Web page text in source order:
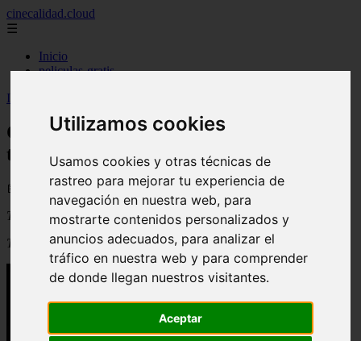
Utilizamos cookies
Usamos cookies y otras técnicas de
rastreo para mejorar tu experiencia de
navegación en nuestra web, para
mostrarte contenidos personalizados y
anuncios adecuados, para analizar el
tráfico en nuestra web y para comprender
de donde llegan nuestros visitantes.
Aceptar
cinecalidad.cloud
☰
Inicio
peliculas-gratis
Inicio
Cine de Calidad: Charlie Chan en La
trampa
📅 19/08/2025
Título original:Charlie Chan in The Trap
Título en español:Charlie Chan en La trampa